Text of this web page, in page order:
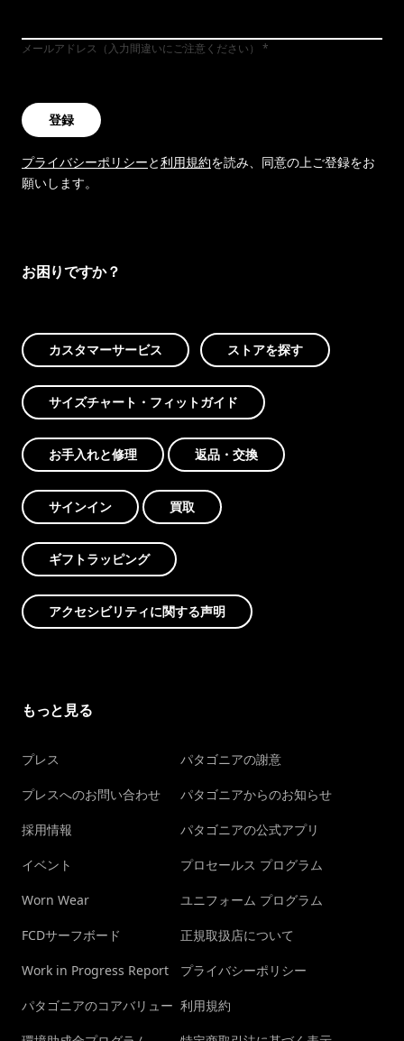
メールアドレス（入力間違いにご注意ください）
登録
プライバシーポリシーと利用規約を読み、同意の上ご登録をお
願いします。
お困りですか？
カスタマーサービス ストアを探す
サイズチャート・フィットガイド
お手入れと修理 返品・交換
サインイン 買取
ギフトラッピング
アクセシビリティに関する声明
もっと見る
プレス
プレスへのお問い合わせ
採用情報
イベント
Worn Wear
FCDサーフボード
Work in Progress Report
パタゴニアのコアバリュー
パタゴニアの謝意
パタゴニアからのお知らせ
パタゴニアの公式アプリ
プロセールス プログラム
ユニフォーム プログラム
正規取扱店について
プライバシーポリシー
利用規約